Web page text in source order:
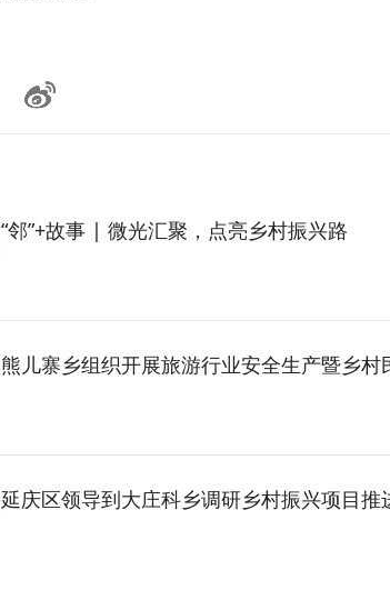
“邻”+故事 | 微光汇聚，点亮乡村振兴路
熊儿寨乡组织开展旅游行业安全生产暨乡村
延庆区领导到大庄科乡调研乡村振兴项目推